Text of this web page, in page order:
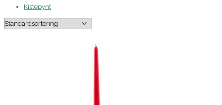
Kistepynt